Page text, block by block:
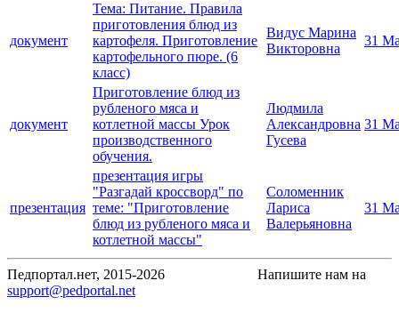
документ
Тема: Питание. Правила
приготовления блюд из
картофеля. Приготовление
картофельного пюре. (6
класс)
Видус Марина
Викторовна
31
документ
Приготовление блюд из
рубленого мяса и
котлетной массы Урок
производственного
обучения.
Людмила
Александровна
Гусева
31
презентация
презентация игры
"Разгадай кроссворд" по
теме: "Приготовление
блюд из рубленого мяса и
котлетной массы"
Соломенник
Лариса
Валерьяновна
31
Педпортал.нет, 2015-2026
Напишите нам на
support@pedportal.net